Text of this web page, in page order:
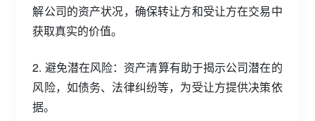
解公司的资产状况，确保转让方和受让方在交易中
获取真实的价值。
2. 避免潜在风险：资产清算有助于揭示公司潜在的
风险，如债务、法律纠纷等，为受让方提供决策依
据。